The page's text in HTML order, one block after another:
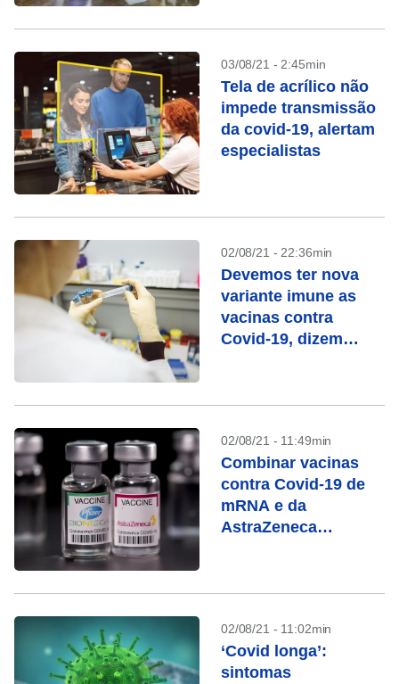
03/08/21 - 2:45min
Tela de acrílico não
impede transmissão
da covid-19, alertam
especialistas
02/08/21 - 22:36min
Devemos ter nova
variante imune as
vacinas contra
Covid-19, dizem
02/08/21 - 11:49min
Combinar vacinas
contra Covid-19 de
mRNA e da
AstraZeneca
02/08/21 - 11:02min
‘Covid longa’:
sintomas